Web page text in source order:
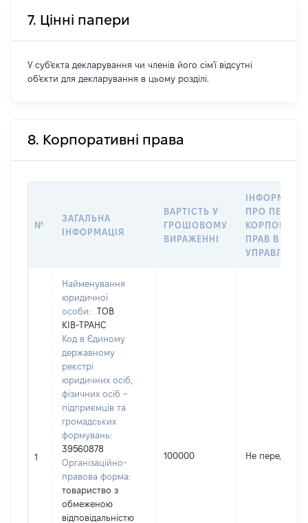
7. Цінні папери
У суб'єкта декларування чи членів його сім'ї відсутні
об'єкти для декларування в цьому розділі.
8. Корпоративні права
№
ЗАГАЛЬНА
ІНФОРМАЦІЯ
ВАРТІСТЬ У
ГРОШОВОМУ
ВИРАЖЕННІ
ІНФОРМАЦІЯ
ПРО
ПРАВ В
УПРАВЛІННЯ
1
Найменування
юридичної
особи:
ТОВ
КІВ-ТРАНС
Код в Єдиному
державному
реєстрі
юридичних осіб,
фізичних осіб –
підприємців та
громадських
формувань:
39560878
Організаційно-
правова форма:
товариство з
обмеженою
відповідальністю
100000 Не передано